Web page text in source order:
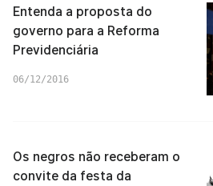
Entenda a proposta do
governo para a Reforma
Previdenciária
06/12/2016
Os negros não receberam o
convite da festa da